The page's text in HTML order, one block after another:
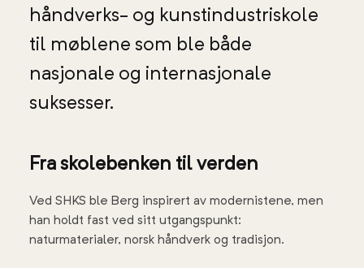
håndverks- og kunstindustriskole
til møblene som ble både
nasjonale og internasjonale
suksesser.
Fra skolebenken til verden
Ved SHKS ble Berg inspirert av modernistene, men
han holdt fast ved sitt utgangspunkt:
naturmaterialer, norsk håndverk og tradisjon.